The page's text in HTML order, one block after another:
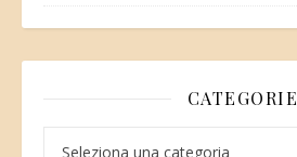
CATEGORIE